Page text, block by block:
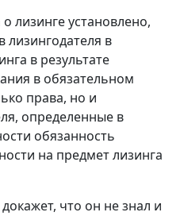
лизинге установлено,
лизингодателя в
в результате
в обязательном
права, но и
определенные в
обязанность
на предмет лизинга
что он не знал и